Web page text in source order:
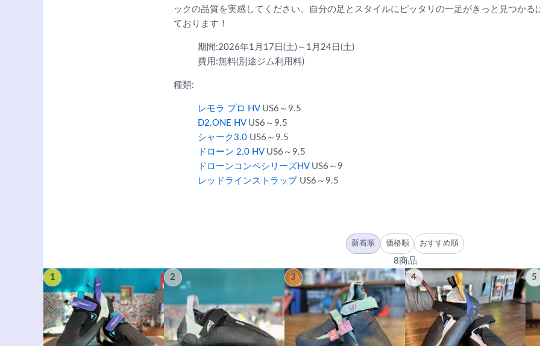
ックの品質を実感してください。自分の足とスタイルにピッタリの一足がきっと見つかる
ております！
期間:2026年1月17日(土)～1月24日(土)
費用:無料(別途ジム利用料)
種類:
レモラ プロ HVUS6～9.5
D2.ONE HVUS6～9.5
シャーク3.0 US6～9.5
ドローン 2.0 HVUS6～9.5
ドローンコンペシリーズHVUS6～9
レッドラインストラップ US6～9.5
新着順 価格順 おすすめ順
8商品
1
2 3 4 5